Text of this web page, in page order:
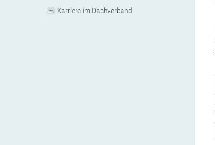
Karriere im Dachverband